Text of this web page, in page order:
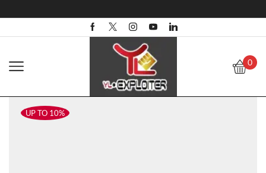
0
UP TO 10%